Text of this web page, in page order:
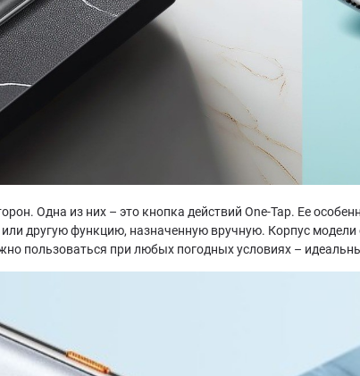
Одна из них – это кнопка действий One-Tap. Ее
другую функцию, назначенную вручную. Корпус
пользоваться при любых погодных условиях –